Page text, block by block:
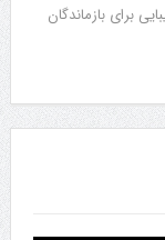
برای بازماندگان